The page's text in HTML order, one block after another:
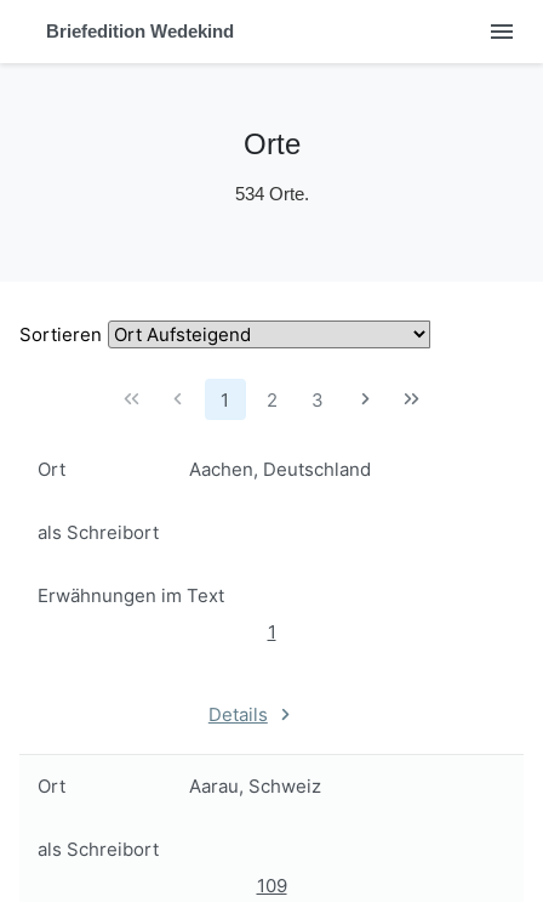
Briefedition Wedekind menu
Orte
534 Orte.
Sortieren
1 2 3
Ort Aachen, Deutschland
als Schreibort
Erwähnungen im Text
1
Details
Ort Aarau, Schweiz
als Schreibort
109